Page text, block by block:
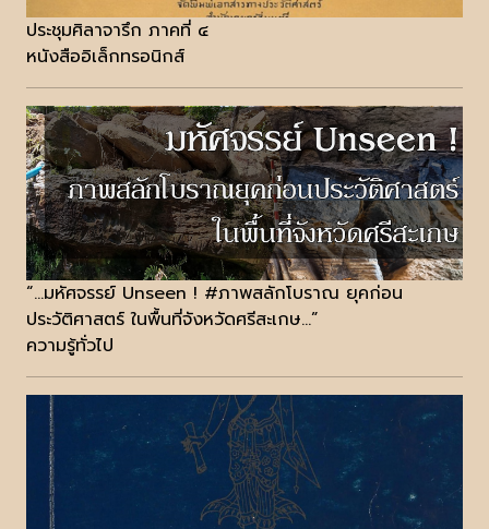
ประชุมศิลาจารึก ภาคที่ ๔
หนังสืออิเล็กทรอนิกส์
“...มหัศจรรย์ Unseen ! #ภาพสลักโบราณ ยุคก่อน
ประวัติศาสตร์ ในพื้นที่จังหวัดศรีสะเกษ...”
ความรู้ทั่วไป